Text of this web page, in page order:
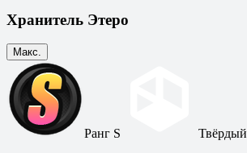
Хранитель Этеро
Макс.
Ранг S
Твёрдый